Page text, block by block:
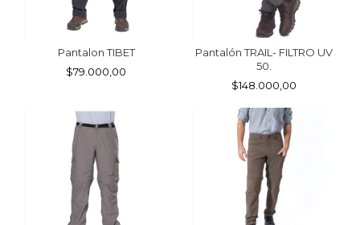
Pantalon TIBET
$79.000,00
Pantalón TRAIL- FILTRO UV
50.
$148.000,00